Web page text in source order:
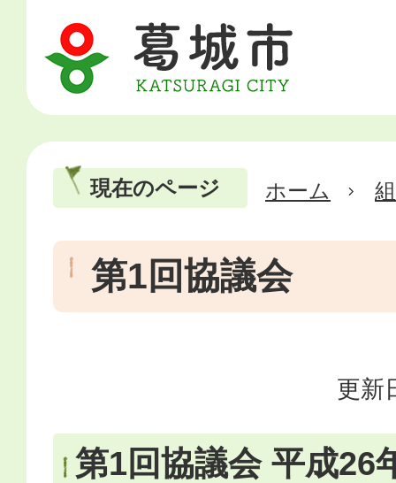
現在のページ ホーム
第1回協議会
更新
第1回協議会 平成26